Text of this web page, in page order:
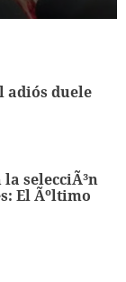
adiós duele
la selecciÃ³n
El Ãºltimo